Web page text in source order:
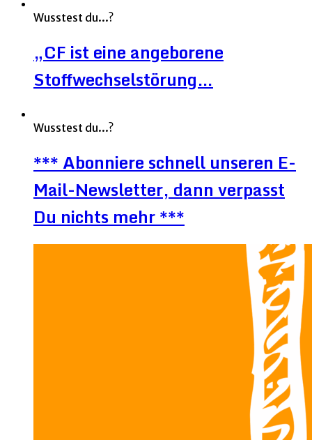
Wusstest du...?
„CF ist eine angeborene
Stoffwechselstörung…
Wusstest du...?
*** Abonniere schnell unseren E-
Mail-Newsletter, dann verpasst
Du nichts mehr ***